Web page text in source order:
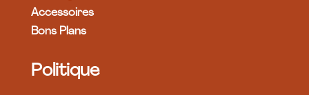
Accessoires
Bons Plans
Politique